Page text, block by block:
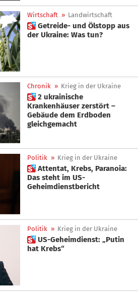
Wirtschaft » Landwirtschaft
 Getreide- und Ölstopp aus
der Ukraine: Was tun?
Chronik » Krieg in der Ukraine
 2 ukrainische
Krankenhäuser zerstört –
Gebäude dem Erdboden
gleichgemacht
Politik » Krieg in der Ukraine
 Attentat, Krebs, Paranoia:
Das steht im US-
Geheimdienstbericht
Politik » Krieg in der Ukraine
 US-Geheimdienst: „Putin
hat Krebs“